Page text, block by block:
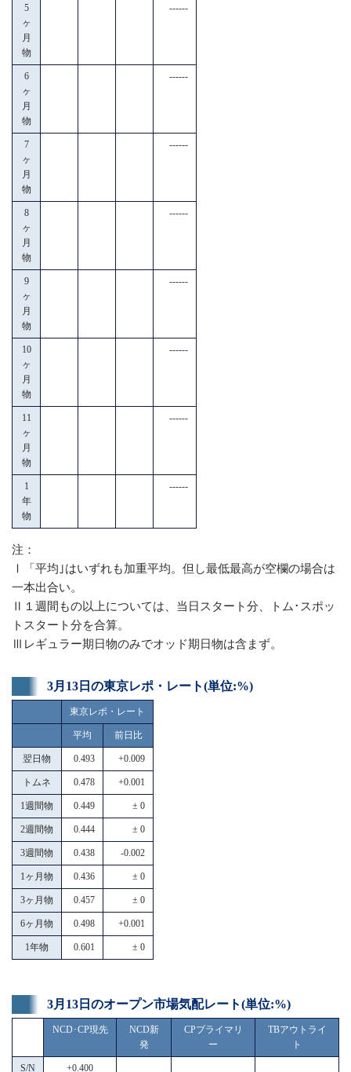
5
ヶ
月
物
------
6
ヶ
月
物
------
7
ヶ
月
物
------
8
ヶ
月
物
------
9
ヶ
月
物
------
10
ヶ
月
物
------
11
ヶ
月
物
------
1
年
物
------
注：
Ⅰ「平均｣はいずれも加重平均。但し最低最高が空欄の場合は
一本出合い。
Ⅱ１週間もの以上については、当日スタート分、トム･スポッ
トスタート分を合算。
Ⅲレギュラー期日物のみでオッド期日物は含まず。
3月13日の東京レポ・レート(単位:%)
東京レポ・レート
平均 前日比
翌日物 0.493 +0.009
トムネ 0.478 +0.001
1週間物 0.449 ± 0
2週間物 0.444 ± 0
3週間物 0.438 -0.002
1ヶ月物 0.436 ± 0
3ヶ月物 0.457 ± 0
6ヶ月物 0.498 +0.001
1年物 0.601 ± 0
3月13日のオープン市場気配レート(単位:%)
NCD･CP現先
NCD新
発
CPプライマリ
ー
TBアウトライ
ト
S/N +0.400